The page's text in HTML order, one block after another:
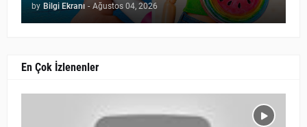
by Bilgi Ekranı - Ağustos 04, 2026
En Çok İzlenenler